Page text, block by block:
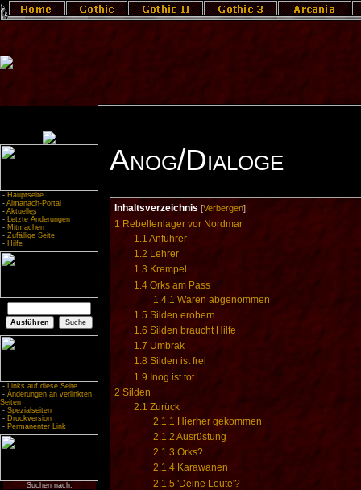
- Hauptseite
- Almanach-Portal
- Aktuelles
- Letzte Änderungen
- Mitmachen
- Zufällige Seite
- Hilfe
- Links auf diese Seite
- Änderungen an verlinkten
Seiten
- Spezialseiten
- Druckversion
- Permanenter Link
Suchen nach:
Anog/Dialoge
Inhaltsverzeichnis [Verbergen]
1 Rebellenlager vor Nordmar
1.1 Anführer
1.2 Lehrer
1.3 Krempel
1.4 Orks am Pass
1.4.1 Waren abgenommen
1.5 Silden erobern
1.6 Silden braucht Hilfe
1.7 Umbrak
1.8 Silden ist frei
1.9 Inog ist tot
2 Silden
2.1 Zurück
2.1.1 Hierher gekommen
2.1.2 Ausrüstung
2.1.3 Orks?
2.1.4 Karawanen
2.1.5 'Deine Leute'?